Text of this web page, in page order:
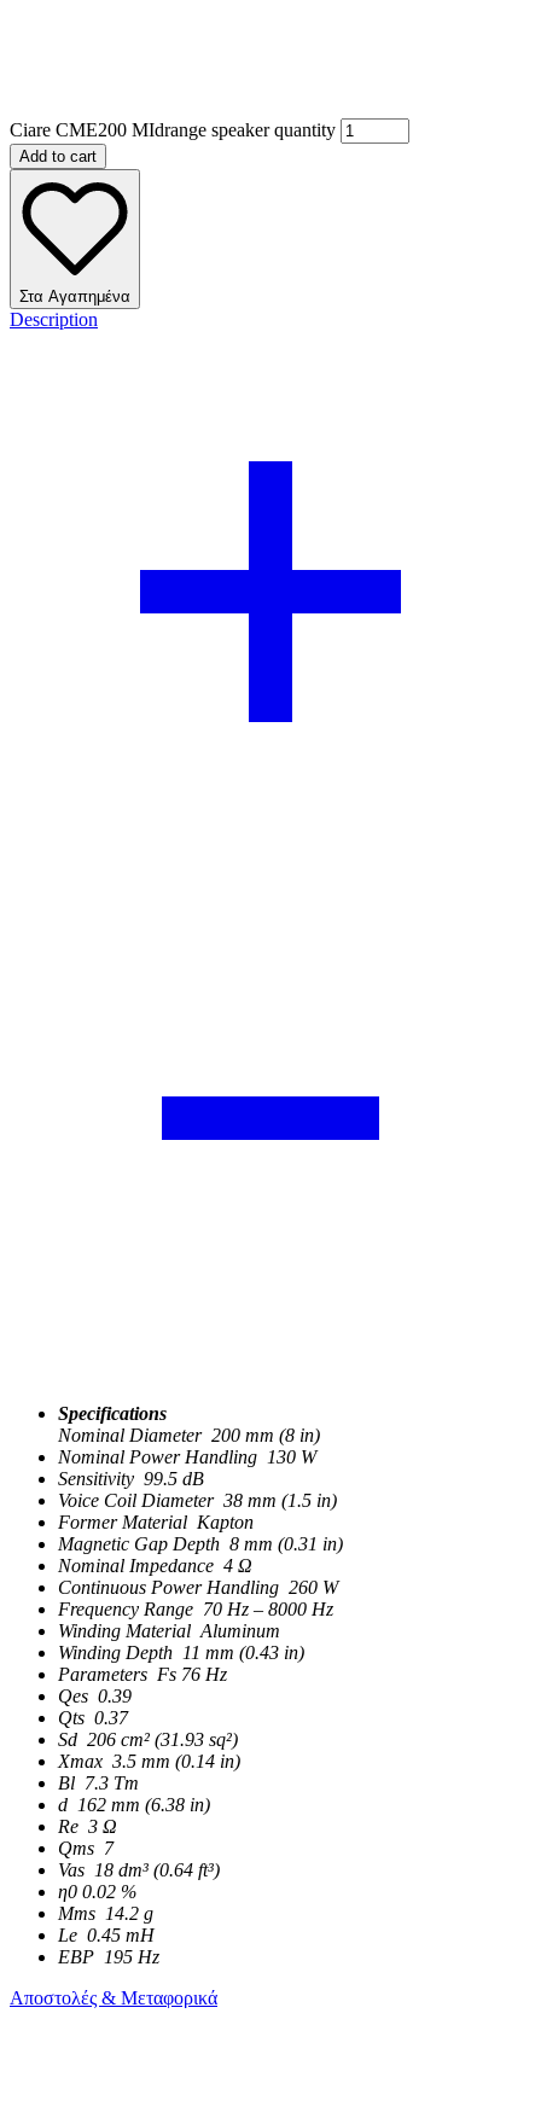
Ciare CME200 MIdrange speaker quantity
Add to cart
Στα Αγαπημένα
Description
Specifications
Nominal Diameter 200 mm (8 in)
Nominal Power Handling 130 W
Sensitivity 99.5 dB
Voice Coil Diameter 38 mm (1.5 in)
Former Material Kapton
Magnetic Gap Depth 8 mm (0.31 in)
Nominal Impedance 4 Ω
Continuous Power Handling 260 W
Frequency Range 70 Hz – 8000 Hz
Winding Material Aluminum
Winding Depth 11 mm (0.43 in)
Parameters Fs 76 Hz
Qes 0.39
Qts 0.37
Sd 206 cm² (31.93 sq²)
Xmax 3.5 mm (0.14 in)
Bl 7.3 Tm
d 162 mm (6.38 in)
Re 3 Ω
Qms 7
Vas 18 dm³ (0.64 ft³)
η0 0.02 %
Mms 14.2 g
Le 0.45 mH
EBP 195 Hz
Αποστολές & Μεταφορικά